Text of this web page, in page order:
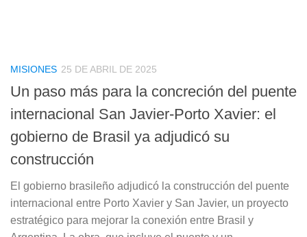
MISIONES 25 DE ABRIL DE 2025
Un paso más para la concreción del puente
internacional San Javier-Porto Xavier: el
gobierno de Brasil ya adjudicó su
construcción
El gobierno brasileño adjudicó la construcción del puente
internacional entre Porto Xavier y San Javier, un proyecto
estratégico para mejorar la conexión entre Brasil y